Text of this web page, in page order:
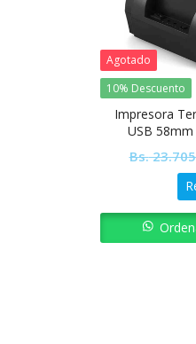
Agotado
10% Descuento
Impresora
USB 58mm
Bs.